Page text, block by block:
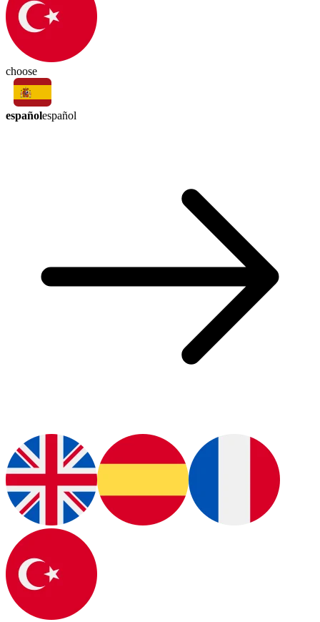
choose
españolespañol